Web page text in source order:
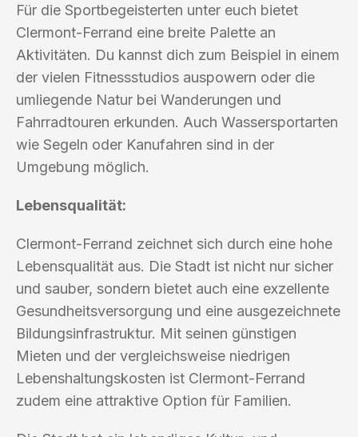
Für die Sportbegeisterten unter euch bietet
Clermont-Ferrand eine breite Palette an
Aktivitäten. Du kannst dich zum Beispiel in einem
der vielen Fitnessstudios auspowern oder die
umliegende Natur bei Wanderungen und
Fahrradtouren erkunden. Auch Wassersportarten
wie Segeln oder Kanufahren sind in der
Umgebung möglich.
Lebensqualität:
Clermont-Ferrand zeichnet sich durch eine hohe
Lebensqualität aus. Die Stadt ist nicht nur sicher
und sauber, sondern bietet auch eine exzellente
Gesundheitsversorgung und eine ausgezeichnete
Bildungsinfrastruktur. Mit seinen günstigen
Mieten und der vergleichsweise niedrigen
Lebenshaltungskosten ist Clermont-Ferrand
zudem eine attraktive Option für Familien.